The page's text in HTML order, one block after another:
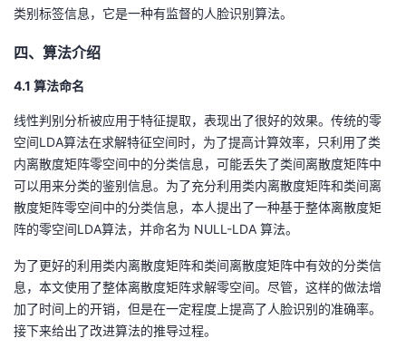
类别标签信息，它是一种有监督的人脸识别算法。
四、算法介绍
4.1 算法命名
线性判别分析被应用于特征提取，表现出了很好的效果。 传统的零
空间LDA算法在求解特征空间时，为了提高计算效率，只利用了类
内离散度矩阵零空间中的分类信息，可能丢失了类间离散度矩阵中
可以用来分类的鉴别信息。为了充分利用类内离散度矩阵和类间离
散度矩阵零空间中的分类信息，本人提出了一种基于整体离散度矩
阵的零空间LDA算法，并命名为 NULL-LDA 算法。
为了更好的利用类内离散度矩阵和类间离散度矩阵中有效的分类信
息，本文使用了整体离散度矩阵求解零空间。尽管，这样的做法增
加了时间上的开销，但是在一定程度上提高了人脸识别的准确率。
接下来给出了改进算法的推导过程。